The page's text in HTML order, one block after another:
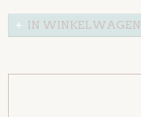
IN WINKELWAGEN